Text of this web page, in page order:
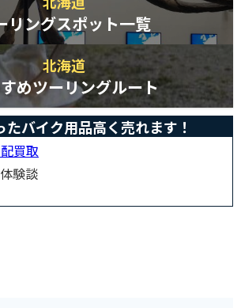
リングスポット一覧
北海道
めツーリングルート
たバイク用品高く売れます！
買取
験談